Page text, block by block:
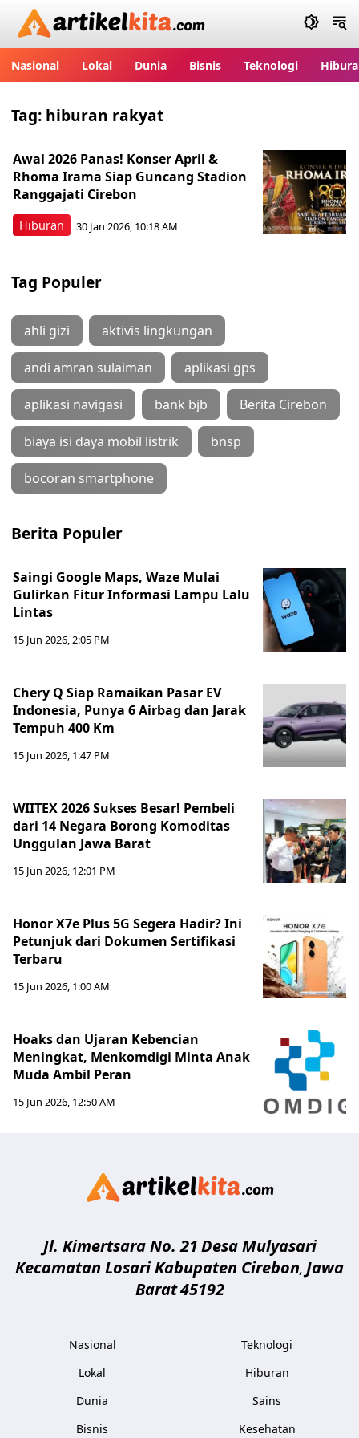
Artikelkita.com
Nasional Lokal Dunia Bisnis Teknologi
Tag: hiburan rakyat
Hiburan
Awal 2026 Panas! Konser April &
Rhoma Irama Siap Guncang Stadion
Ranggajati Cirebon
30 Jan 2026, 10:18 AM
Tag Populer
ahli gizi aktivis lingkungan
andi amran sulaiman aplikasi gps
aplikasi navigasi bank bjb Berita Cirebon
biaya isi daya mobil listrik bnsp
bocoran smartphone
Berita Populer
Saingi Google Maps, Waze Mulai
Gulirkan Fitur Informasi Lampu Lalu
Lintas
15 Jun 2026, 2:05 PM
Chery Q Siap Ramaikan Pasar EV
Indonesia, Punya 6 Airbag dan Jarak
Tempuh 400 Km
15 Jun 2026, 1:47 PM
WIITEX 2026 Sukses Besar! Pembeli
dari 14 Negara Borong Komoditas
Unggulan Jawa Barat
15 Jun 2026, 12:01 PM
Honor X7e Plus 5G Segera Hadir? Ini
Petunjuk dari Dokumen Sertifikasi
Terbaru
15 Jun 2026, 1:00 AM
Hoaks dan Ujaran Kebencian
Meningkat, Menkomdigi Minta Anak
Muda Ambil Peran
15 Jun 2026, 12:50 AM
Jl. Kimertsara No. 21Desa Mulyasari
Kecamatan Losari Kabupaten Cirebon, Jawa
Barat45192
Nasional
Lokal
Dunia
Bisnis
Teknologi
Hiburan
Sains
Kesehatan